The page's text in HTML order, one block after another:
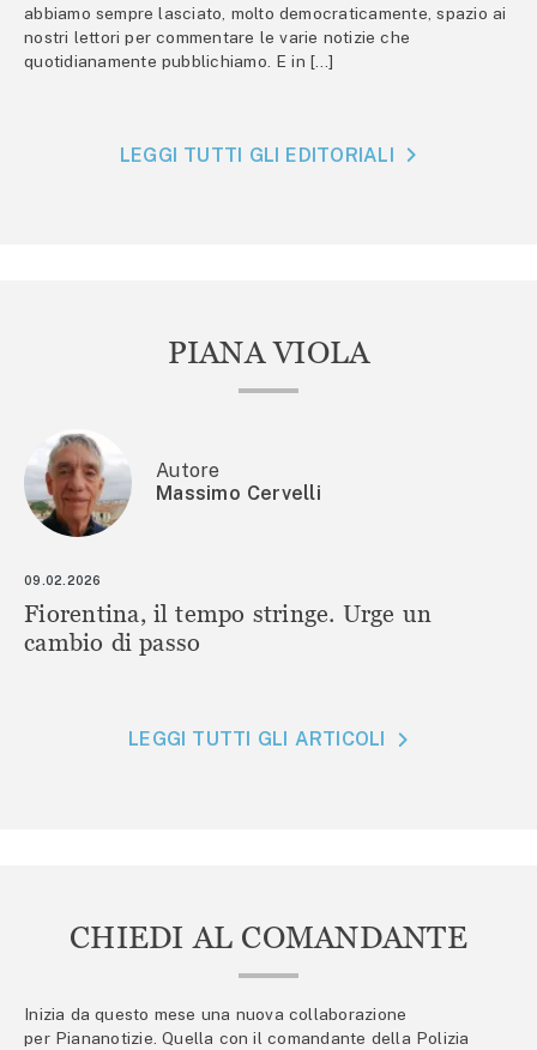
abbiamo sempre lasciato, molto democraticamente, spazio ai
nostri lettori per commentare le varie notizie che
quotidianamente pubblichiamo. E in […]
LEGGI TUTTI GLI EDITORIALI
PIANA VIOLA
Autore
Massimo Cervelli
09.02.2026
Fiorentina, il tempo stringe. Urge un
cambio di passo
LEGGI TUTTI GLI ARTICOLI
CHIEDI AL COMANDANTE
Inizia da questo mese una nuova collaborazione
per Piananotizie. Quella con il comandante della Polizia